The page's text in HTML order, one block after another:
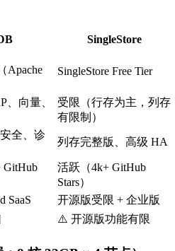
SingleStore
Apache
SingleStore Free Tier
、向量、
受限（行存为主，列存
有限制）
全、诊
列存完整版、高级 HA
GitHub
活跃（4k+ GitHub
Stars）
SaaS
开源版受限 + 企业版
⚠️ 开源版功能有限